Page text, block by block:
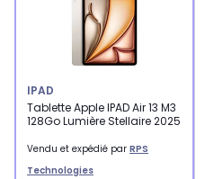
IPAD
Tablette Apple IPAD Air 13 M3
128Go Lumière Stellaire 2025
Vendu et expédié par RPS
Technologies